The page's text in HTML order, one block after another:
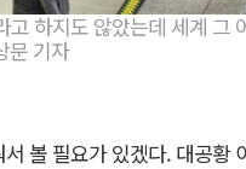
하지도 않았는데 세계 그
문 기자
볼 필요가 있겠다. 대공황